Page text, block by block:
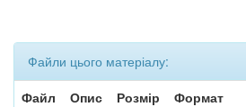
Файли цього матеріалу:
Файл
Опис Розмір
Формат